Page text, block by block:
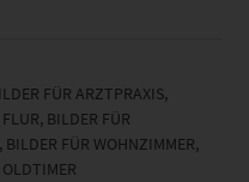
FÜR ARZTPRAXIS,
, BILDER FÜR
, BILDER FÜR WOHNZIMMER,